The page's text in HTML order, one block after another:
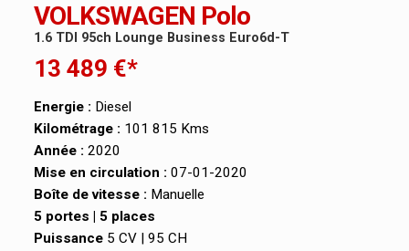
VOLKSWAGEN Polo
1.6 TDI 95ch Lounge Business Euro6d-T
13 489 €*
Energie : Diesel
Kilométrage : 101 815 Kms
Année : 2020
Mise en circulation : 07-01-2020
Boîte de vitesse : Manuelle
5 portes | 5 places
Puissance 5 CV | 95 CH